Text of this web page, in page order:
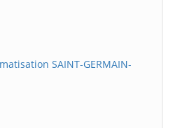
SAINT-GERMAIN-